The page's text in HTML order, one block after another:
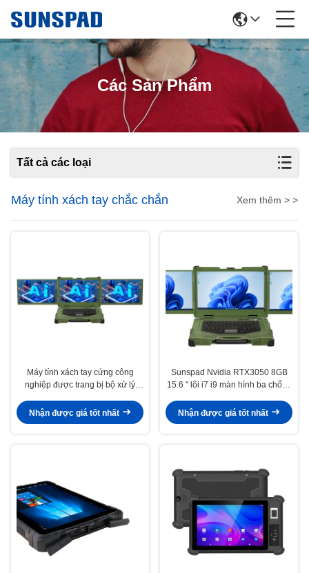
Các Sản Phẩm
Tất cả các loại
Máy tính xách tay chắc chắn Xem thêm > >
Máy tính xách tay cứng công
nghiệp được trang bị bộ xử lý
nhớ M2 1TB SSD để hoạt động
ngoài trời
Nhận được giá tốt nhất
Sunspad Nvidia RTX3050 8GB
15.6 " lõi i7 i9 màn hình ba chống
chắn máy tính công nghiệp
Nhận được giá tốt nhất